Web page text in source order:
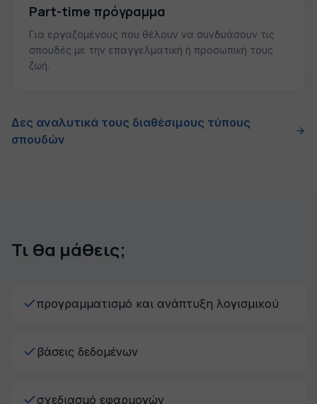
Part-time πρόγραμμα
Για εργαζομένους που θέλουν να συνδυάσουν τις
σπουδές με την επαγγελματική ή προσωπική τους
ζωή.
Δες αναλυτικά τους διαθέσιμους τύπους
σπουδών
Τι θα μάθεις;
προγραμματισμό και ανάπτυξη λογισμικού
βάσεις δεδομένων
σχεδιασμό εφαρμογών